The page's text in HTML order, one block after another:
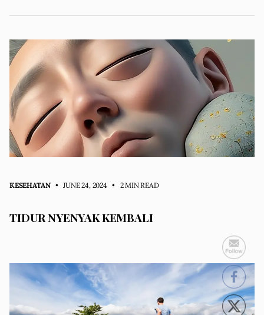
KESEHATAN • JUNE 24, 2024 • 2 MIN READ
TIDUR NYENYAK KEMBALI